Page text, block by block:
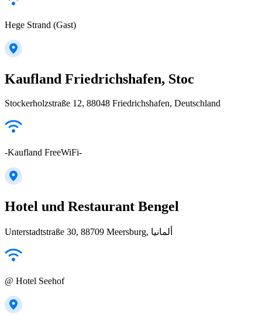
Hege Strand (Gast)
Kaufland Friedrichshafen, Stoc
Stockerholzstraße 12, 88048 Friedrichshafen, Deutschland
-Kaufland FreeWiFi-
Hotel und Restaurant Bengel
Unterstadtstraße 30, 88709 Meersburg, ألمانيا
@ Hotel Seehof